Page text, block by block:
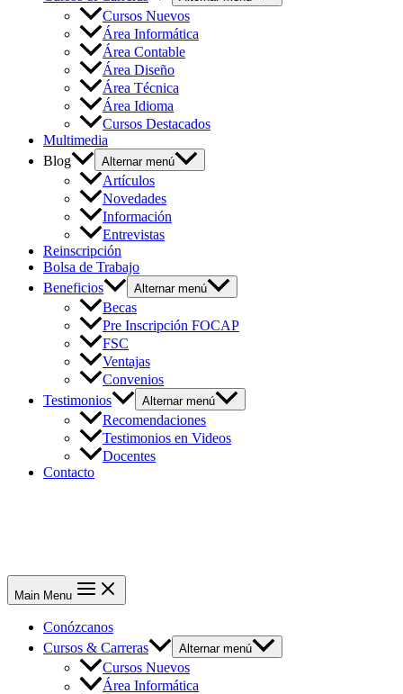
Cursos Nuevos
Área Informática
Área Contable
Área Diseño
Área Técnica
Área Idioma
Cursos Destacados
Multimedia
Blog
Alternar menú
Artículos
Novedades
Información
Entrevistas
Reinscripción
Bolsa de Trabajo
Beneficios
Alternar menú
Becas
Pre Inscripción FOCAP
FSC
Ventajas
Convenios
Testimonios
Alternar menú
Recomendaciones
Testimonios en Videos
Docentes
Contacto
Main Menu
Conózcanos
Cursos & Carreras
Alternar menú
Cursos Nuevos
Área Informática